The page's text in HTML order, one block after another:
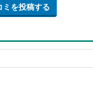
を投稿する